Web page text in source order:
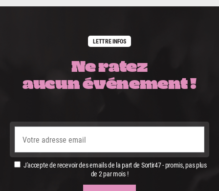
LETTRE INFOS
Ne ratez
aucun événement !
J'accepte de recevoir des emails de la part de Sortir47 - promis, pas plus
de 2 par mois !